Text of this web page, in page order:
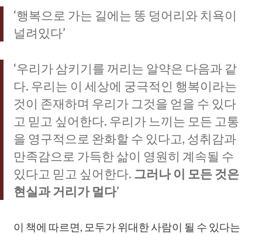
‘행복으로 가는 길에는 똥 덩어리와 치욕이
널려있다’
‘우리가 삼키기를 꺼리는 알약은 다음과 같
다. 우리는 이 세상에 궁극적인 행복이라는
것이 존재하며 우리가 그것을 얻을 수 있다
고 믿고 싶어한다. 우리가 느끼는 모든 고통
을 영구적으로 완화할 수 있다고, 성취감과
만족감으로 가득한 삶이 영원히 계속될 수
있다고 믿고 싶어한다. 그러나 이 모든 것은
현실과 거리가 멀다’
이 책에 따르면, 모두가 위대한 사람이 될 수 있다는